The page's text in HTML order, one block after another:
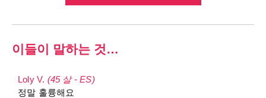
이들이 말하는 것…
Loly V. (45 살 - ES)
정말 훌륭해요